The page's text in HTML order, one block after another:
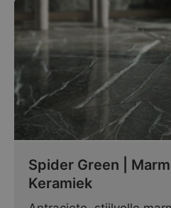
Spider Green |
Keramiek